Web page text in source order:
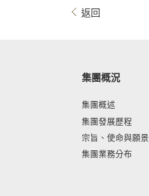
返回
集團概況
集團概述
集團發展歷程
宗旨、使命與願景
集團業務分布